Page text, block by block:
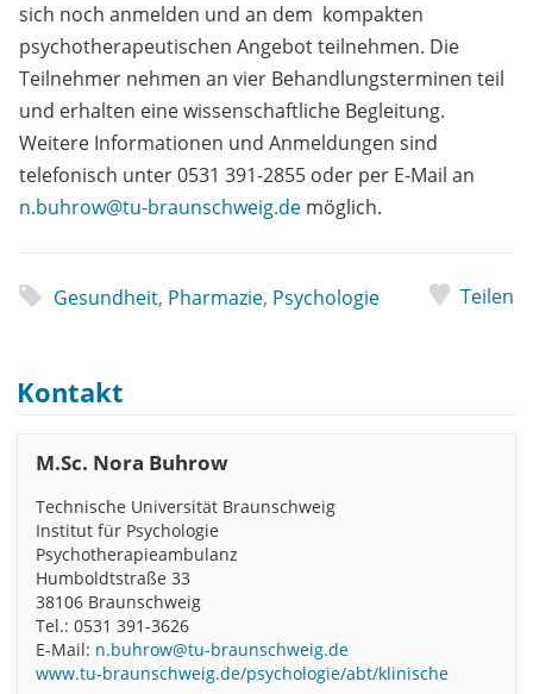
sich noch anmelden und an dem kompakten
psychotherapeutischen Angebot teilnehmen. Die
Teilnehmer nehmen an vier Behandlungsterminen teil
und erhalten eine wissenschaftliche Begleitung.
Weitere Informationen und Anmeldungen sind
telefonisch unter 0531 391-2855 oder per E-Mail an
n.buhrow@tu-braunschweig.de möglich.
Gesundheit, Pharmazie, Psychologie Teilen
Kontakt
M.Sc. Nora Buhrow
Technische Universität Braunschweig
Institut für Psychologie
Psychotherapieambulanz
Humboldtstraße 33
38106 Braunschweig
Tel.: 0531 391-3626
E-Mail: n.buhrow@tu-braunschweig.de
www.tu-braunschweig.de/psychologie/abt/klinische